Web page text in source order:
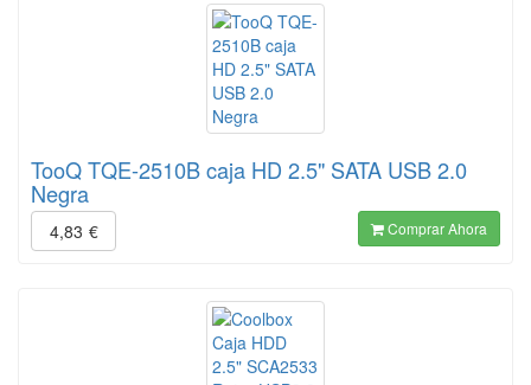
TooQ TQE-2510B caja HD 2.5" SATA USB 2.0
Negra
4,83 € Comprar Ahora